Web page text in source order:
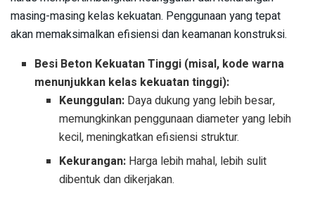
masing-masing kelas kekuatan. Penggunaan yang tepat
akan memaksimalkan efisiensi dan keamanan konstruksi.
Besi Beton Kekuatan Tinggi (misal, kode warna
menunjukkan kelas kekuatan tinggi):
Keunggulan:Daya dukung yang lebih besar,
memungkinkan penggunaan diameter yang lebih
kecil, meningkatkan efisiensi struktur.
Kekurangan:Harga lebih mahal, lebih sulit
dibentuk dan dikerjakan.